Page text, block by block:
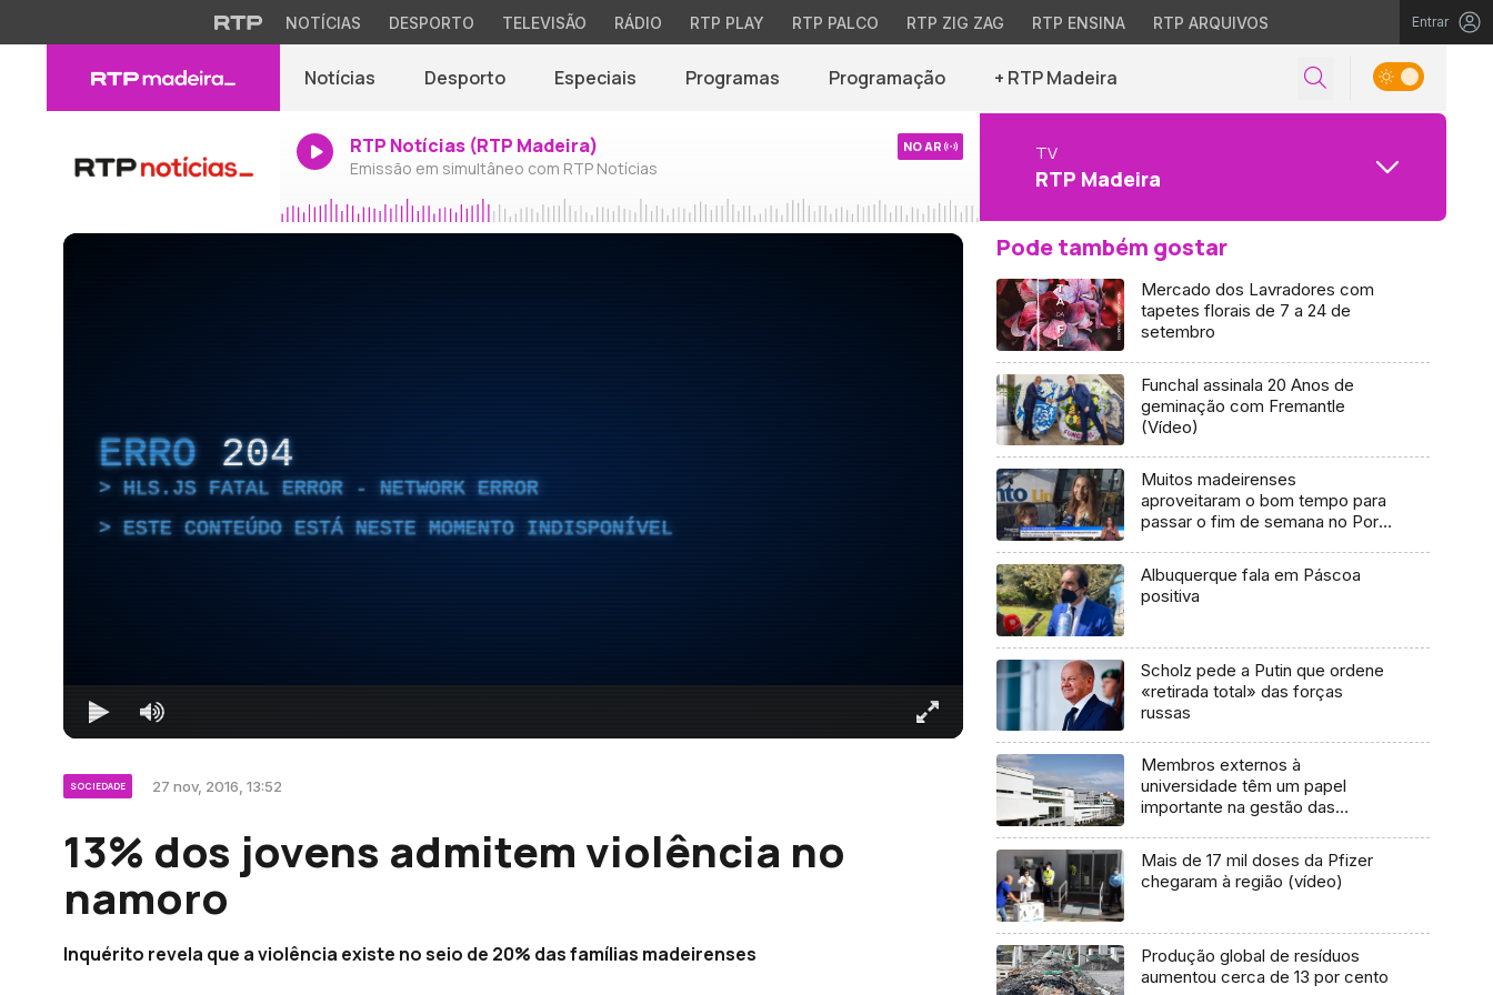
NOTÍCIAS DESPORTO TELEVISÃO RÁDIO RTP PLAY RTP PALCO RTP ZIG ZAG RTP ENSINA RTP ARQUIVOS Entrar
Notícias Desporto Especiais Programas Programação + RTP Madeira
RTP Notícias (RTP Madeira)
Emissão em simultâneo com RTP Notícias
NO AR TV
RTP Madeira
ERRO 204
HLS.JS FATAL ERROR - NETWORK ERROR
ESTE CONTEÚDO ESTÁ NESTE MOMENTO INDISPONÍVEL
SOCIEDADE 27 nov, 2016, 13:52
13% dos jovens admitem violência no
namoro
Inquérito revela que a violência existe no seio de 20% das famílias madeirenses
Pode também gostar
Mercado dos Lavradores com
tapetes florais de 7 a 24 de
setembro
Funchal assinala 20 Anos de
geminação com Fremantle
(Vídeo)
Muitos madeirenses
aproveitaram o bom tempo para
passar o fim de semana no Porto
Albuquerque fala em Páscoa
positiva
Scholz pede a Putin que ordene
«retirada total» das forças
russas
Membros externos à
universidade têm um papel
importante na gestão das
Mais de 17 mil doses da Pfizer
chegaram à região (vídeo)
Produção global de resíduos
aumentou cerca de 13 por cento